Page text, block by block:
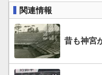
関連情報
昔も神宮